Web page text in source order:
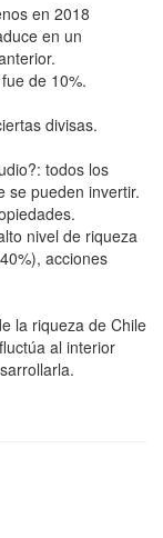
en 2018
en un
de 10%.
divisas.
todos los
se pueden invertir.
nivel de riqueza
acciones
la riqueza de Chile
al interior